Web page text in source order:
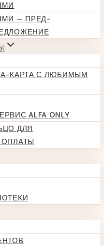
— ПРЕД-
КАРТА С ЛЮБИМЫМ
ALFA ONLY
ДЛЯ